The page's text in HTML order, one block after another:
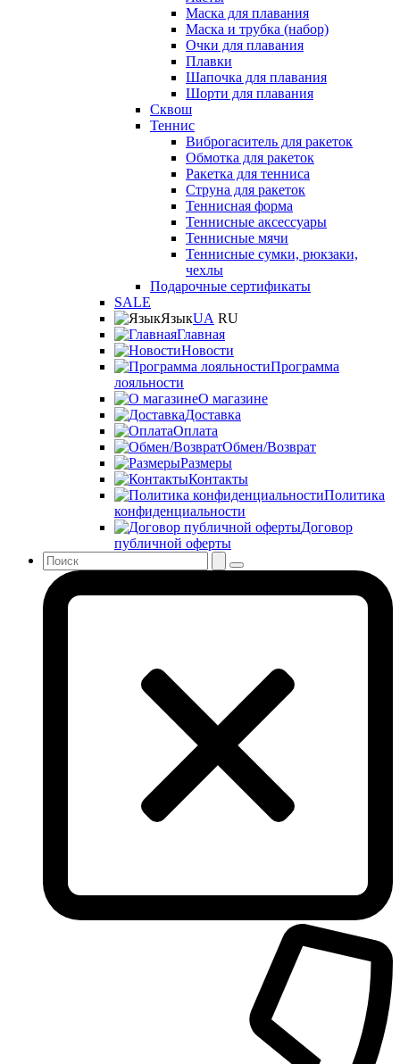
Маска для плавания
Маска и трубка (набор)
Очки для плавания
Плавки
Шапочка для плавания
Шорти для плавания
Сквош
Теннис
Виброгаситель для ракеток
Обмотка для ракеток
Ракетка для тенниса
Струна для ракеток
Теннисная форма
Теннисные аксессуары
Теннисные мячи
Теннисные сумки, рюкзаки,
чехлы
Подарочные сертификаты
SALE
ЯзыкUA RU
Главная
Новости
Программа
лояльности
О магазине
Доставка
Оплата
Обмен/Возврат
Размеры
Контакты
Политика
конфиденциальности
Договор
публичной оферты